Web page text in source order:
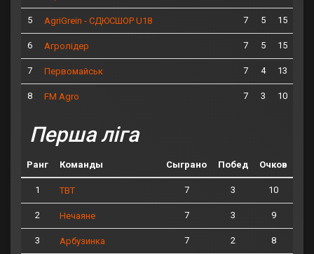
5 AgriGrein - СДЮСШОР U18 7 5 15
6 Агролідер 7 5 15
7 Первомайськ 7 4 13
8 FM Agro 7 3 10
Перша ліга
Ранг Команды Сыграно Побед Очков
1 ТВТ 7 3 10
2 Нечаяне 7 3 9
3 Арбузинка 7 2 8